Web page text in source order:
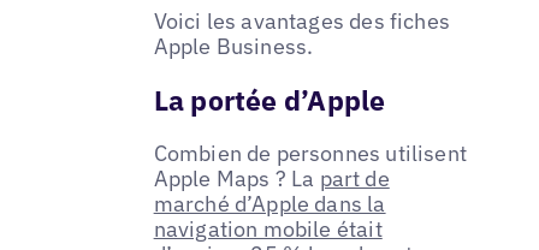
Voici les avantages des fiches
Apple Business.
La portée d’Apple
Combien de personnes utilisent
Apple Maps ? La part de
marché d’Apple dans la
navigation mobile était